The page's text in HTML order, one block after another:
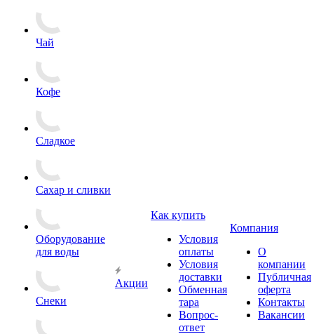
Чай
Кофе
Сладкое
Сахар и сливки
Оборудование
для воды
Снеки
Акции
Как купить
Условия
оплаты
Условия
доставки
Обменная
тара
Вопрос-
ответ
Компания
О
компании
Публичная
оферта
Контакты
Вакансии